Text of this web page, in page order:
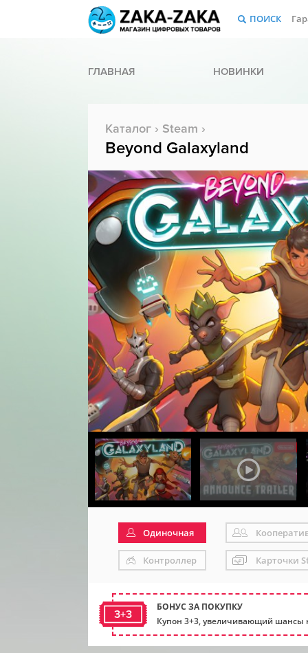
ПОИСК
ГЛАВНАЯ НОВИНКИ
Каталог › Steam ›
Beyond Galaxyland
Одиночная
Контроллер Карточки
3+3
БОНУС ЗА ПОКУПКУ
Купон 3+3, увеличивающий шансы